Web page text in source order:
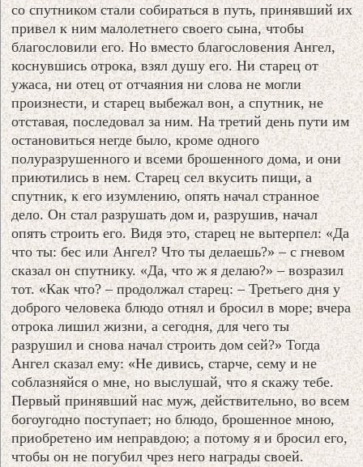
со спутником стали собираться в путь, принявший их
привел к ним малолетнего своего сына, чтобы
благословили его. Но вместо благословения Ангел,
коснувшись отрока, взял душу его. Ни старец от
ужаса, ни отец от отчаяния ни слова не могли
произнести, и старец выбежал вон, а спутник, не
отставая, последовал за ним. На третий день пути им
остановиться негде было, кроме одного
полуразрушенного и всеми брошенного дома, и они
приютились в нем. Старец сел вкусить пищи, а
спутник, к его изумлению, опять начал странное
дело. Он стал разрушать дом и, разрушив, начал
опять строить его. Видя это, старец не вытерпел: «Да
что ты: бес или Ангел? Что ты делаешь?» – с гневом
сказал он спутнику. «Да, что ж я делаю?» – возразил
тот. «Как что? – продолжал старец: – Третьего дня у
доброго человека блюдо отнял и бросил в море; вчера
отрока лишил жизни, а сегодня, для чего ты
разрушил и снова начал строить дом сей?» Тогда
Ангел сказал ему: «Не дивись, старче, сему и не
соблазняйся о мне, но выслушай, что я скажу тебе.
Первый принявший нас муж, действительно, во всем
богоугодно поступает; но блюдо, брошенное мною,
приобретено им неправдою; а потому я и бросил его,
чтобы он не погубил чрез него награды своей.